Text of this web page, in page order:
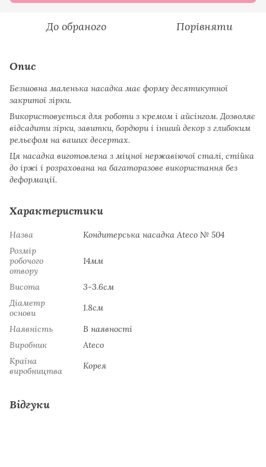
До обраного Порівняти
Опис
Безшовна маленька насадка має форму десятикутної
закритої зірки.
Використовується для роботи з кремом і айсінгом. Дозволяє
відсадити зірки, завитки, бордюри і інший декор з глибоким
рельєфом на ваших десертах.
Ця насадка виготовлена з міцної нержавіючої сталі, стійка
до іржі і розрахована на багаторазове використання без
деформації.
Характеристики
Назва
Кондитерська насадка Ateco № 504
Розмір
робочого
отвору
14мм
Висота
3-3.6см
Діаметр
основи
1.8см
Наявність
В наявності
Виробник
Ateco
Країна
виробництва
Koрeя
Відгуки